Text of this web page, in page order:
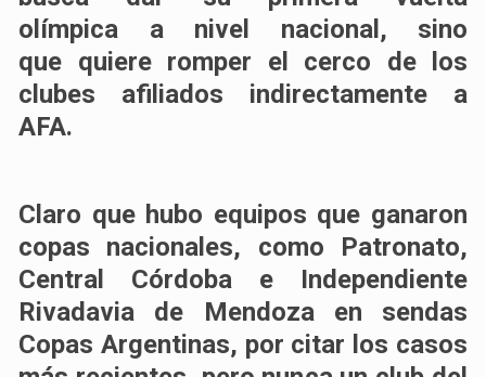
olímpica
a nivel nacional, sino
que quiere romper el cerco de los
clubes afiliados indirectamente a
AFA.
Claro que hubo equipos que ganaron
copas nacionales, como
Patronato,
Central Córdoba e Independiente
Rivadavia de Mendoza en sendas
Copas Argentinas, por citar los casos